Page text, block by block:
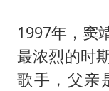
1997年，窦
最浓烈的时
歌手，父亲